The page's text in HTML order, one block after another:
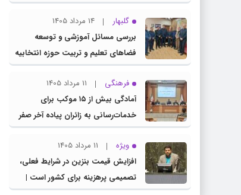
می‌رسد
گلبهار
14 مرداد 1405
بررسی مسائل آموزشی و توسعه
فضاهای تعلیم و تربیت حوزه انتخابیه
در نشست مشترک عضو کمیسیون
آموزش مجلس با مدیرکل آموزش و
پرورش خراسان رضوی
فرهنگی
11 مرداد 1405
آمادگی بیش از ۱۵ موکب برای
خدمات‌رسانی به زائران پیاده آخر صفر
در شهرستان چناران
ویژه
11 مرداد 1405
افزایش قیمت بنزین در شرایط فعلی،
تصمیمی پرهزینه برای کشور است |